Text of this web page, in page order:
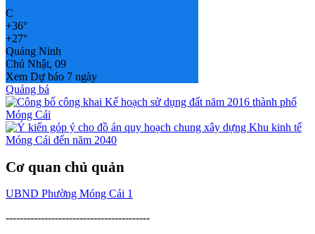
C
+36°
+27°
Quảng Ninh
Chủ Nhật, 09
Xem Dự báo 7 ngày
Quảng bá
Cơ quan chủ quản
UBND Phường Móng Cái 1
-----------------------------------------